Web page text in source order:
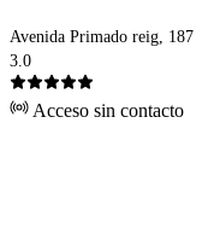
Avenida Primado reig, 187
3.0
Acceso sin contacto